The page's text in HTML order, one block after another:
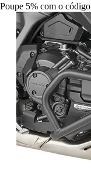
Poupe 5% com o código